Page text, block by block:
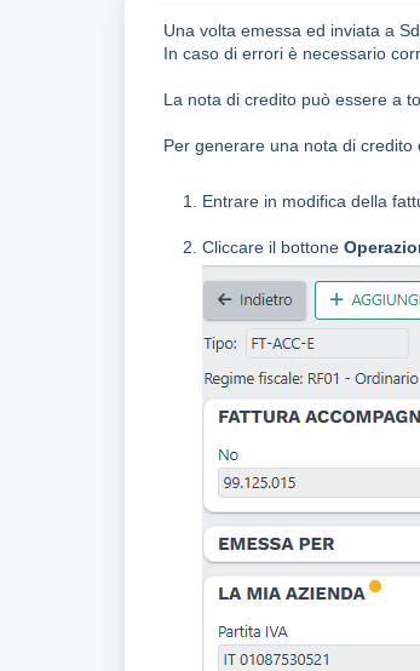
Una volta emessa ed inviata a
In caso di errori è necessario
La nota di credito può essere a
Per generare una nota di credito
Entrare in modifica della
Cliccare il bottone